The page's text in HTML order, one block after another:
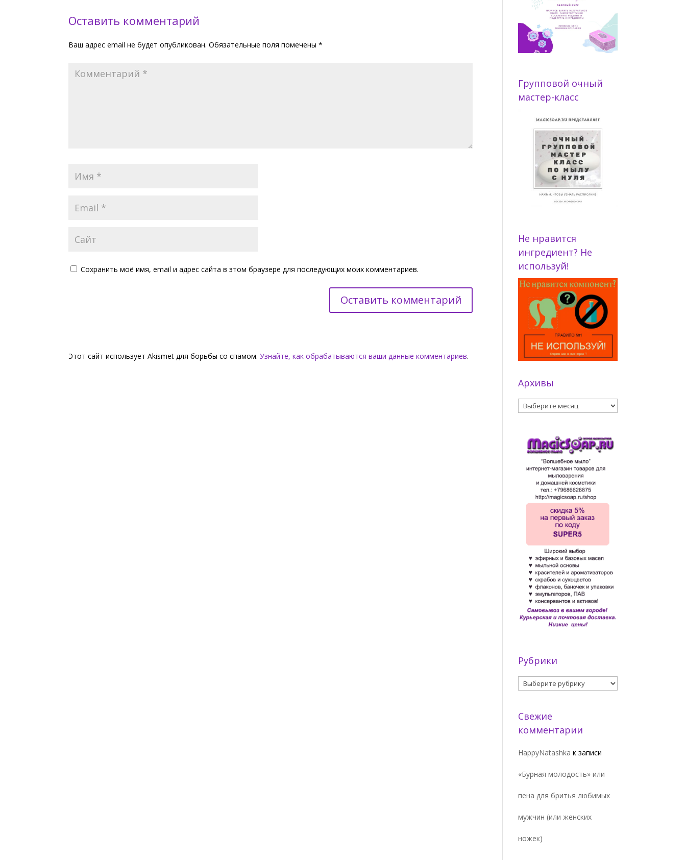
Оставить комментарий
Ваш адрес email не будет опубликован. Обязательные поля помечены*
Сохранить моё имя, email и адрес сайта в этом браузере для последующих моих комментариев.
Этот сайт использует Akismet для борьбы со спамом.Узнайте, как обрабатываются ваши данные комментариев.
Групповой очный
мастер-класс
Не нравится
ингредиент? Не
используй!
Архивы
Архивы
Рубрики
Рубрики
Свежие
комментарии
HappyNatashka к записи
«Бурная молодость» или
пена для бритья любимых
мужчин (или женских
ножек)